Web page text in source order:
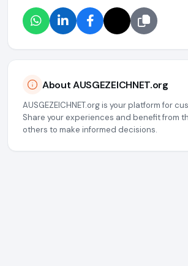
About AUSGEZEICHNET.org
AUSGEZEICHNET.org is your platform for
Share your experiences and benefit from
others to make informed decisions.